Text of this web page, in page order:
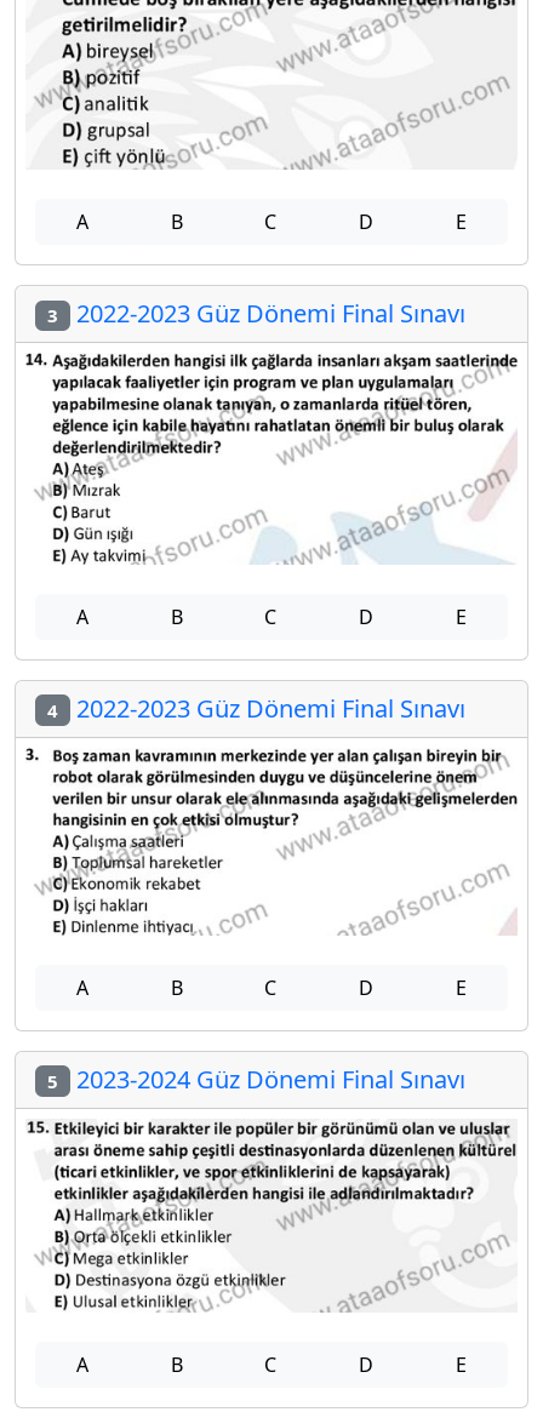
A B C D E
3 2022-2023 Güz Dönemi Final Sınavı
A B C D E
4 2022-2023 Güz Dönemi Final Sınavı
A B C D E
5 2023-2024 Güz Dönemi Final Sınavı
A B C D E